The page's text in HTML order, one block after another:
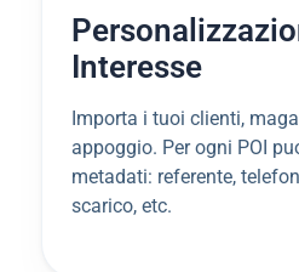
Interesse
Importa i tuoi clienti,
appoggio. Per ogni POI
metadati: referente,
scarico, etc.